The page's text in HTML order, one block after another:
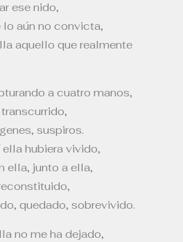
ese nido,
aún no convicta,
aquello que realmente
a cuatro manos,
suspiros.
hubiera vivido,
ella, junto a ella,
quedado, sobrevivido.
no me ha dejado,